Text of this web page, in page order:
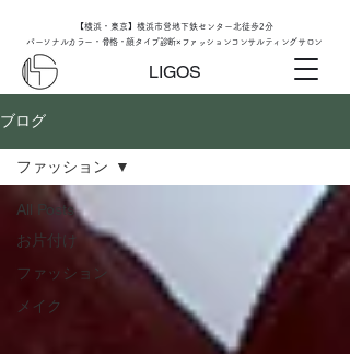
【横浜・東京】横浜市営地下鉄センター北徒歩2分
パーソナルカラー・骨格・顔タイプ診断×ファッションコンサルティングサロン
LIGOS
ブログ
All Posts
お片付け
ファッション
メイク
ファッション